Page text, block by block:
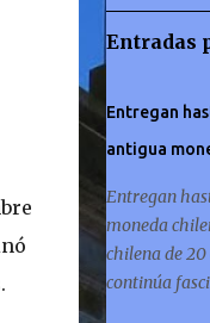
Entradas
Entregan
antigua
Entregan
moneda
chilena de 20
continúa